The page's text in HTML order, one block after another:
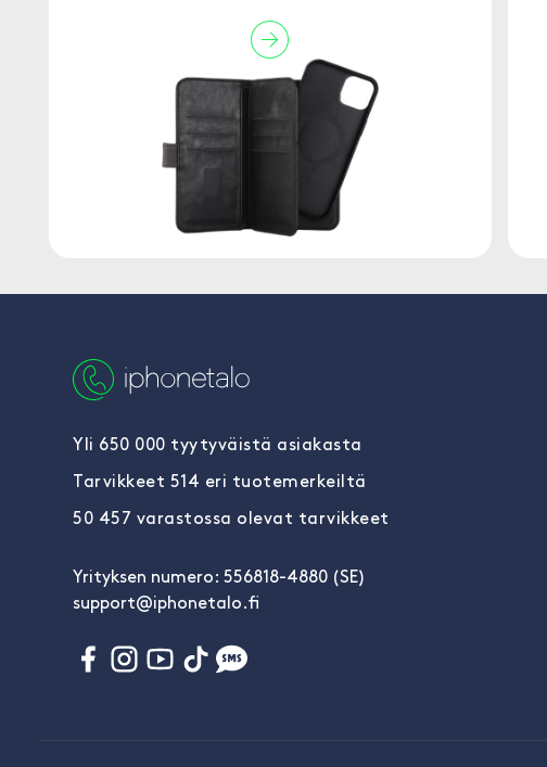
Yli 650 000 tyytyväistä asiakasta
Tarvikkeet 514 eri tuotemerkeiltä
50 457 varastossa olevat tarvikkeet
Yrityksen numero: 556818-4880 (SE)
support@iphonetalo.fi